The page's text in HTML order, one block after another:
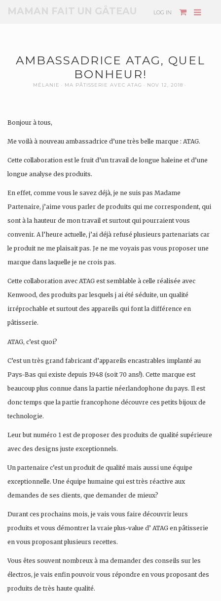
MAMAN FAIT UN GÂTEAU LOG IN
AMBASSADRICE ATAG, QUEL
BONHEUR!
MÉLANIE MA PÂTISSERIE AVEC ATAG NOV 12, 2018
Bonjour à tous,
Me voilà à nouveau ambassadrice d’une très belle marque : ATAG.
Cette collaboration est le fruit d’un travail de longue haleine et d’une
longue analyse des produits.
En effet, comme vous le savez déjà, je ne suis pas Madame
Partenaire, j’aime vous parler de produits qui me correspondent, qui
sont à la hauteur de mon travail et surtout qui pourraient vous
convenir. A l’heure actuelle, j’ai déjà refusé plusieurs partenariats car
le produit ne me plaisait pas. Je ne me voyais pas vous proposer une
marque dans laquelle je ne crois pas.
Cette collaboration avec ATAG est semblable à celle réalisée avec
Kenwood, des produits par lesquels j ai été séduite, un qualité
irréprochable et surtout des appareils qui font la différence en
pâtisserie.
ATAG, c’est quoi?
C’est un très grand fabricant d’appareils encastrables implanté au
Pays-Bas qui existe depuis 1948 (soit 70 ans!). Cette marque est
beaucoup plus connue dans la partie néerlandophone du pays. Il est
donc temps que la partie francophone découvre ces petits bijoux de
technologie.
Leur but numéro 1 est de proposer des produits de qualité supérieure
avec des designs juste exceptionnels.
Un partenaire c’est un produit de qualité mais aussi une équipe
exceptionnelle. Une équipe humaine qui est très réactive aux
demandes de ses clients, que demander de mieux?
Durant ces prochains mois, je vais vous faire découvrir leurs
produits et vous démontrer la vraie plus-value d’ ATAG en pâtisserie
en vous proposant plusieurs recettes.
Vous êtes souvent nombreux à ma demander des conseils sur les
électros, je vais enfin pouvoir vous répondre en vous proposant des
produits de très haute qualité.